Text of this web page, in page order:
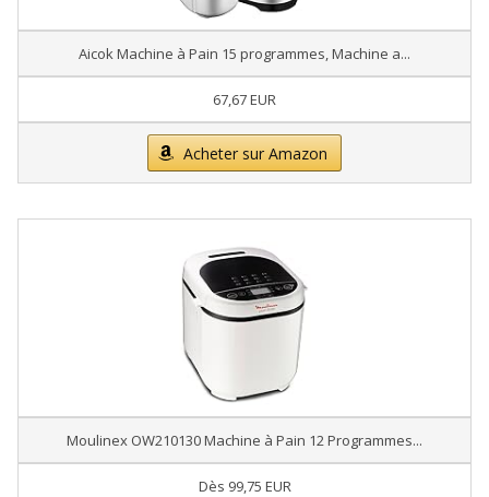
Aicok Machine à Pain 15 programmes, Machine a...
67,67 EUR
Acheter sur Amazon
Moulinex OW210130 Machine à Pain 12 Programmes...
Dès 99,75 EUR